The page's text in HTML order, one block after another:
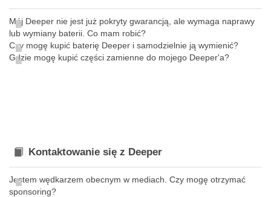
Mój Deeper nie jest już pokryty gwarancją, ale wymaga naprawy
lub wymiany baterii. Co mam robić?
Czy mogę kupić baterię Deeper i samodzielnie ją wymienić?
Gdzie mogę kupić części zamienne do mojego Deeper'a?
Kontaktowanie się z Deeper
Jestem wędkarzem obecnym w mediach. Czy mogę otrzymać
sponsoring?